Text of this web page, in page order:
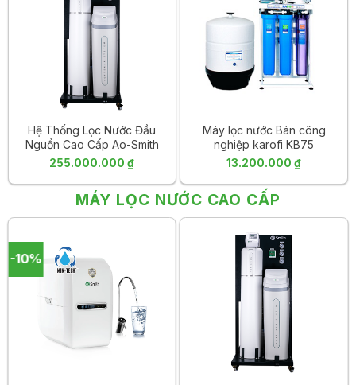
Hệ Thống Lọc Nước Đầu
Nguồn Cao Cấp Ao-Smith
LS03U
255.000.000₫
Máy lọc nước Bán công
nghiệp karofi KB75
13.200.000₫
MÁY LỌC NƯỚC CAO CẤP
-10%